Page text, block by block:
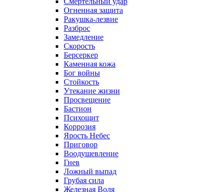
Огненная защита
Ракушка-лезвие
Разброс
Замедление
Скорость
Берсеркер
Каменная кожа
Бог войны
Стойкость
Утекание жизни
Просвещение
Бастион
Психощит
Коррозия
Ярость Небес
Приговор
Воодушевление
Гнев
Ложный выпад
Грубая сила
Железная Воля